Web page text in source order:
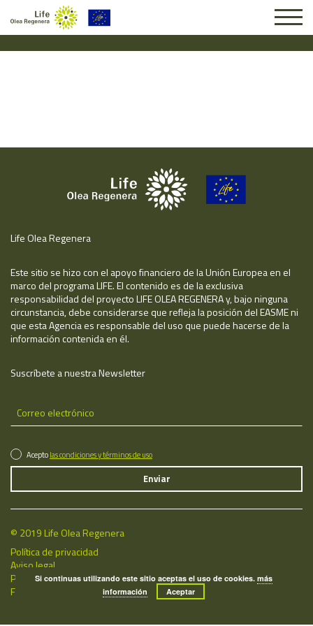
Solicitud #26031
Life Olea Regenera
Este sitio se hizo con el apoyo financiero de la Unión Europea en el
marco del programa LIFE. El contenido es de la exclusiva
responsabilidad del proyecto LIFE OLEA REGENERA y, bajo ninguna
circunstancia, debe considerarse que refleja la posición del EASME ni
que esta Agencia es responsable del uso que puede hacerse de la
información contenida en él.
Suscríbete a nuestra Newsletter
Aceptolas condiciones y términos de uso
© 2019 Life Olea Regenera
Política de privacidad
Aviso legal
Política de cookies
Fecha de última actualización: 06/08/2026
Si continuas utilizando este sitio aceptas el uso de cookies.más
información
Aceptar